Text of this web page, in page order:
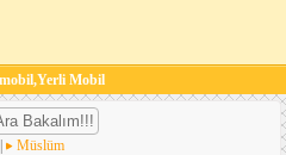
Mobil
Müslüm